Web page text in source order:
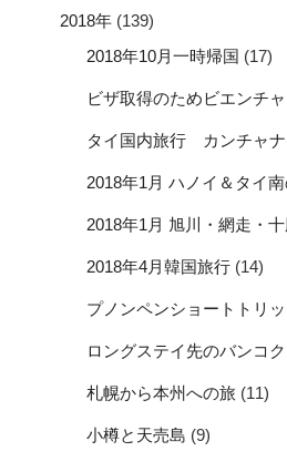
2018年 (139)
2018年10月一時帰国 (17)
ビザ取得のためビエンチ
タイ国内旅行 カンチャナ
2018年1月 ハノイ＆タイ
2018年1月 旭川・網走・
2018年4月韓国旅行 (14)
プノンペンショートトリ
ロングステイ先のバンコ
札幌から本州への旅 (11)
小樽と天売島 (9)